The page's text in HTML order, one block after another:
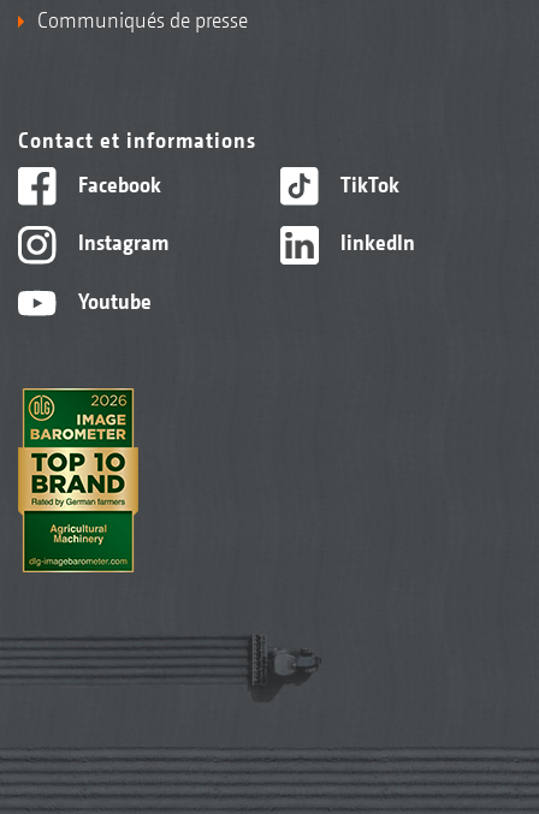
Communiqués de presse
Contact et informations
Facebook
Instagram
Youtube
TikTok
linkedIn